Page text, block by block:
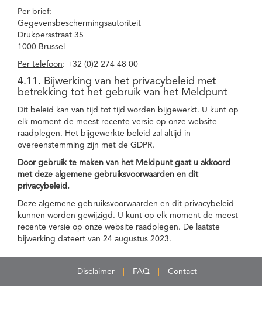
Per brief:
Gegevensbeschermingsautoriteit
Drukpersstraat 35
1000 Brussel
Per telefoon: +32 (0)2 274 48 00
4.11. Bijwerking van het privacybeleid met
betrekking tot het gebruik van het Meldpunt
Dit beleid kan van tijd tot tijd worden bijgewerkt. U kunt op
elk moment de meest recente versie op onze website
raadplegen. Het bijgewerkte beleid zal altijd in
overeenstemming zijn met de GDPR.
Door gebruik te maken van het Meldpunt gaat u akkoord
met deze algemene gebruiksvoorwaarden en dit
privacybeleid.
Deze algemene gebruiksvoorwaarden en dit privacybeleid
kunnen worden gewijzigd. U kunt op elk moment de meest
recente versie op onze website raadplegen. De laatste
bijwerking dateert van 24 augustus 2023.
Disclaimer FAQ Contact